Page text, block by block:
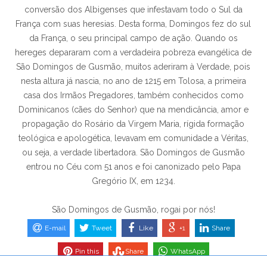
conversão dos Albigenses que infestavam todo o Sul da
França com suas heresias. Desta forma, Domingos fez do sul
da França, o seu principal campo de ação. Quando os
hereges depararam com a verdadeira pobreza evangélica de
São Domingos de Gusmão, muitos aderiram à Verdade, pois
nesta altura já nascia, no ano de 1215 em Tolosa, a primeira
casa dos Irmãos Pregadores, também conhecidos como
Dominicanos (cães do Senhor) que na mendicância, amor e
propagação do Rosário da Virgem Maria, rígida formação
teológica e apologética, levavam em comunidade a Véritas,
ou seja, a verdade libertadora. São Domingos de Gusmão
entrou no Céu com 51 anos e foi canonizado pelo Papa
Gregório IX, em 1234.
São Domingos de Gusmão, rogai por nós!
E-mail Tweet Like +1 Share
Pin this Share WhatsApp